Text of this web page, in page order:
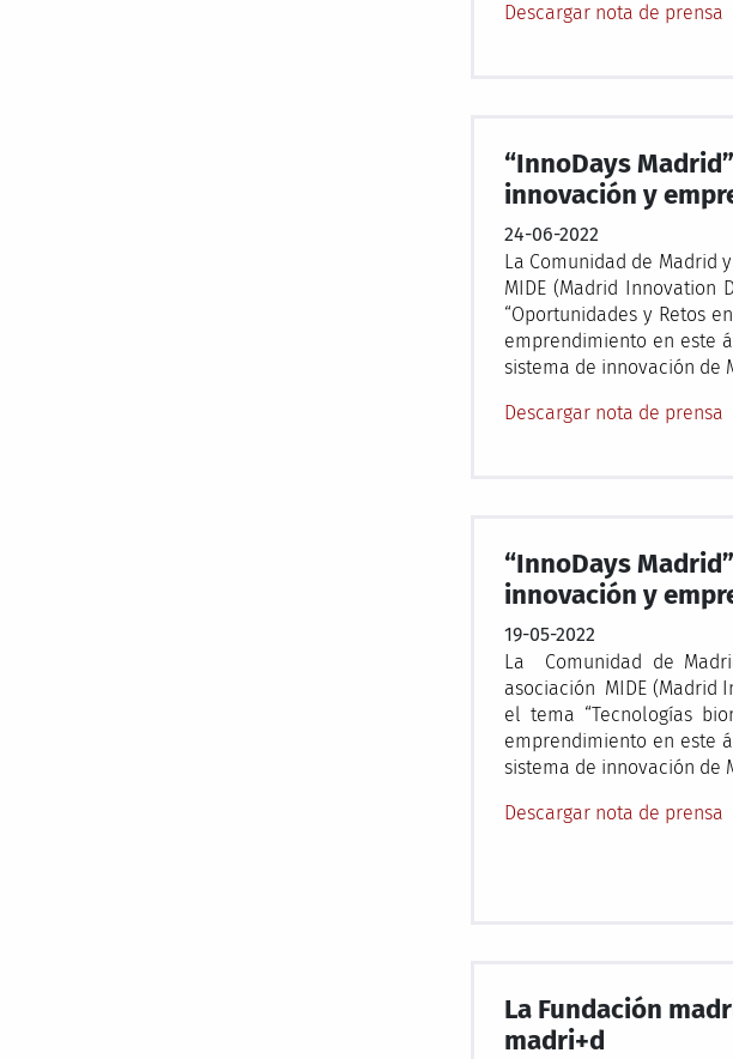
Descargar nota de prensa
“InnoDays
innovación y
24-06-2022
La Comunidad de Madrid
MIDE (Madrid Innovation
“Oportunidades y Retos
emprendimiento en este
sistema de innovación de
Descargar nota de prensa
“InnoDays
innovación y
19-05-2022
La Comunidad de
asociación MIDE (Madrid
el tema “Tecnologías
emprendimiento en este
sistema de innovación de
Descargar nota de prensa
La Fundación
madri+d